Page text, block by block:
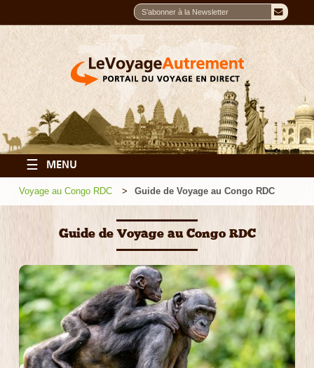
☰ MENU
Voyage au Congo RDC Guide de Voyage au Congo RDC
Guide de Voyage au Congo RDC